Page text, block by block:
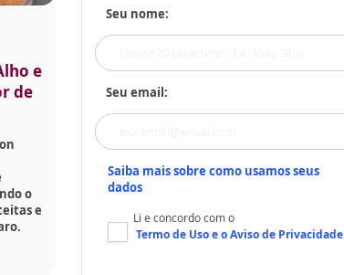
e
de
o
e
Seu nome:
Seu email:
Saiba mais sobre como usamos seus
dados
Li e concordo com o
Termo de Usoe oAviso de Privacidade